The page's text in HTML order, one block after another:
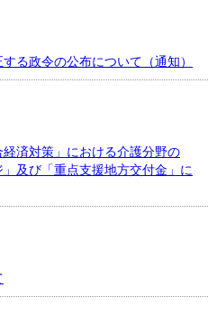
る政令の公布について（通知）
経済対策」における介護分野の
」及び「重点支援地方交付金」に